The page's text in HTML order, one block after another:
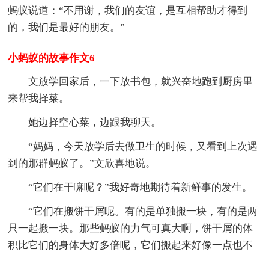
蚂蚁说道：“不用谢，我们的友谊，是互相帮助才得到
的，我们是最好的朋友。”
小蚂蚁的故事作文6
文放学回家后，一下放书包，就兴奋地跑到厨房里
来帮我择菜。
她边择空心菜，边跟我聊天。
“妈妈，今天放学后去做卫生的时候，又看到上次遇
到的那群蚂蚁了。”文欣喜地说。
“它们在干嘛呢？”我好奇地期待着新鲜事的发生。
“它们在搬饼干屑呢。有的是单独搬一块，有的是两
只一起搬一块。那些蚂蚁的力气可真大啊，饼干屑的体
积比它们的身体大好多倍呢，它们搬起来好像一点也不